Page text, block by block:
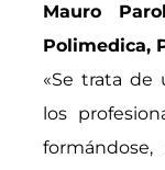
Mauro
Polimedica,
«Se trata de
los